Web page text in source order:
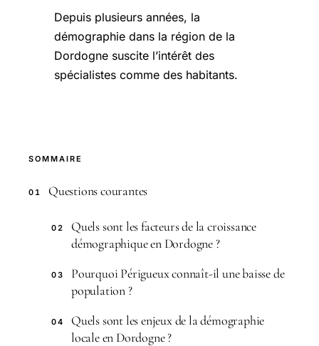
Depuis plusieurs années, la
démographie dans la région de la
Dordogne suscite l’intérêt des
spécialistes comme des habitants.
SOMMAIRE
01 Questions courantes
02
Quels sont les facteurs de la croissance
démographique en Dordogne ?
03
Pourquoi Périgueux connaît-il une baisse de
population ?
04
Quels sont les enjeux de la démographie
locale en Dordogne ?